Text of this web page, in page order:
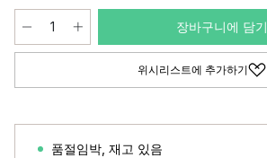
장바구니에 담기
위시리스트에 추가하기
품절임박 재고 있음